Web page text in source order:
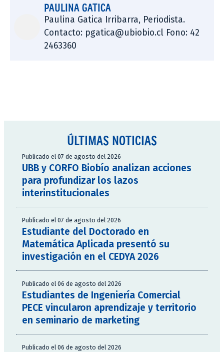
PAULINA GATICA
Paulina Gatica Irribarra, Periodista.
Contacto: pgatica@ubiobio.cl Fono: 42
2463360
ÚLTIMAS NOTICIAS
Publicado el 07 de agosto del 2026
UBB y CORFO Biobío analizan acciones
para profundizar los lazos
interinstitucionales
Publicado el 07 de agosto del 2026
Estudiante del Doctorado en
Matemática Aplicada presentó su
investigación en el CEDYA 2026
Publicado el 06 de agosto del 2026
Estudiantes de Ingeniería Comercial
PECE vincularon aprendizaje y territorio
en seminario de marketing
Publicado el 06 de agosto del 2026